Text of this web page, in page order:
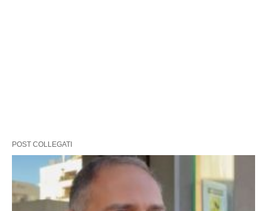
POST COLLEGATI